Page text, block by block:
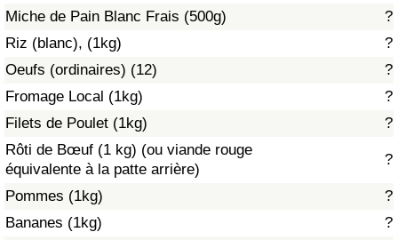
Miche de Pain Blanc Frais (500g)
?
Riz (blanc), (1kg)
?
Oeufs (ordinaires) (12)
?
Fromage Local (1kg)
?
Filets de Poulet (1kg)
?
Rôti de Bœuf (1 kg) (ou viande rouge
équivalente à la patte arrière)
?
Pommes (1kg)
?
Bananes (1kg)
?
Indice des soins de santé (Actuel)
Indice des soins de santé
Indice des soins de santé par Pays
Pollution